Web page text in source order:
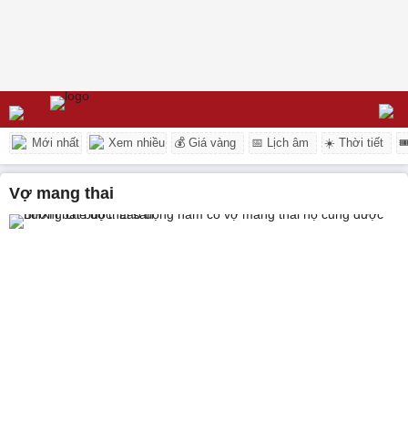
Mới nhất Xem nhiều 💰 Giá vàng 📅 Lịch âm ☀️ Thời tiết
vợ mang thai